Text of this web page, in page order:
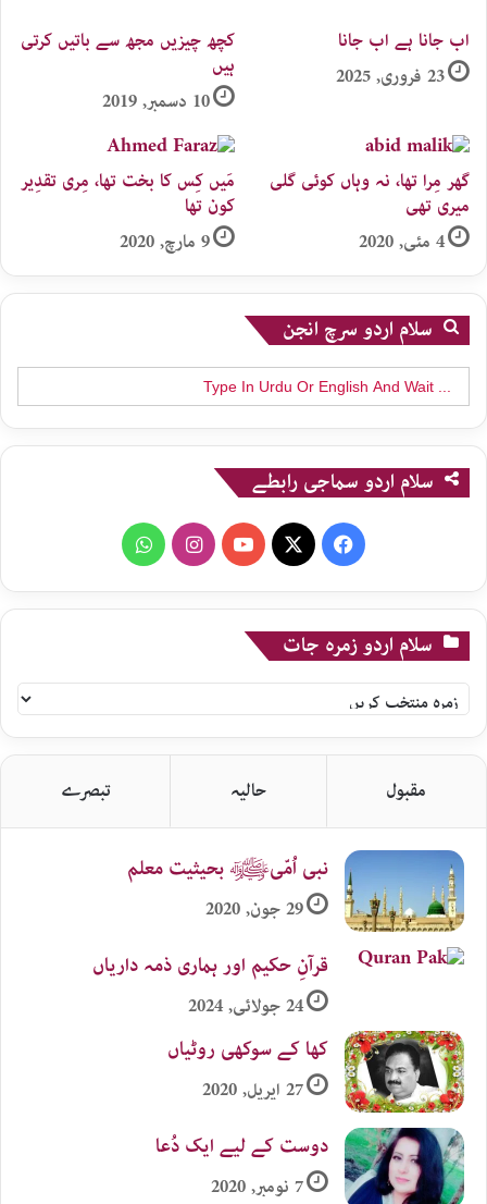
اب جانا ہے اب جانا
23 فروری, 2025
کچھ چیزیں مجھ سے باتیں کرتی
ہیں
10 دسمبر, 2019
گھر مِرا تھا، نہ وہاں کوئی گلی
میری تھی
4 مئی, 2020
مَیں کِس کا بخت تھا، مِری تقدِیر
کون تھا
9 مارچ, 2020
سلام اردو سرچ انجن
Search
for:
سلام اردو سماجی رابطے
Facebook
YouTube
Instagram
WhatsApp
سلام اردو زمرہ جات
سلام
اردو
زمرہ
جات
مقبول حالیہ تبصرے
نبی اُمّیﷺ بحیثیت معلم
29 جون, 2020
قرآنِ حکیم اور ہماری ذمہ داریاں
24 جولائی, 2024
کھا کے سوکھی روٹیاں
27 اپریل, 2020
دوست کے لیے ایک دُعا
7 نومبر, 2020